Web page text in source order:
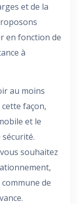
et de la
en fonction de
à
au moins
cette façon,
et le
souhaitez
de